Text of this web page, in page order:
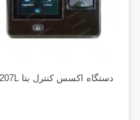
دستگاه اکسس کنترل بتا 1207L